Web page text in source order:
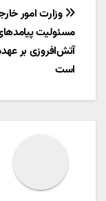
راهبری
نوشته
وزارت امور
مسئولیت
آتش‌افروزی بر
است